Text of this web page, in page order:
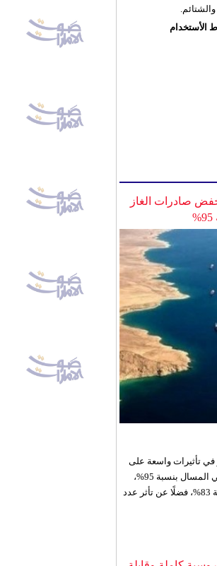
الأستخدام
صادرات الغاز
تأثيرات واسعة على
التجارة العالمية، مع تراجع صادرات الغاز الطبيعي المسال بنسبة 95%،
إلى جانب انخفاض صادرات أسمدة اليوريا بنسبة 83%، فضلًا عن تأثر عدد